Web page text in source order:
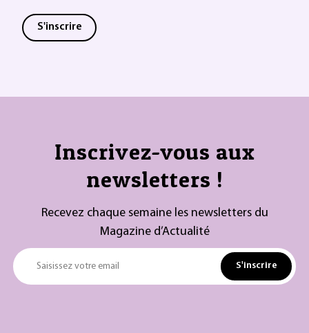
S'inscrire
Inscrivez-vous aux
newsletters !
Recevez chaque semaine les newsletters du
Magazine d’Actualité
Saisissez votre email S'inscrire